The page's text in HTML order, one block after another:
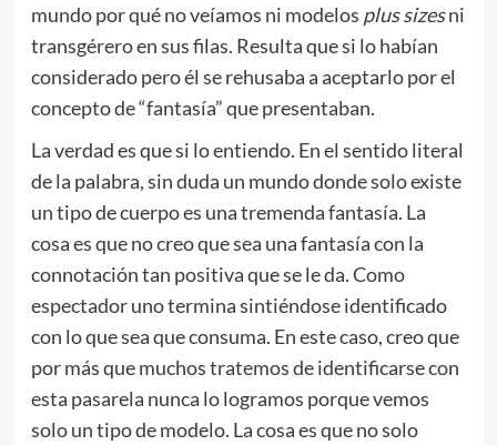
mundo por qué no veíamos ni modelos plus sizesni
transgérero en sus filas. Resulta que si lo habían
considerado pero él se rehusaba a aceptarlo por el
concepto de “fantasía” que presentaban.
La verdad es que si lo entiendo. En el sentido literal
de la palabra, sin duda un mundo donde solo existe
un tipo de cuerpo es una tremenda fantasía. La
cosa es que no creo que sea una fantasía con la
connotación tan positiva que se le da. Como
espectador uno termina sintiéndose identificado
con lo que sea que consuma. En este caso, creo que
por más que muchos tratemos de identificarse con
esta pasarela nunca lo logramos porque vemos
solo un tipo de modelo. La cosa es que no solo